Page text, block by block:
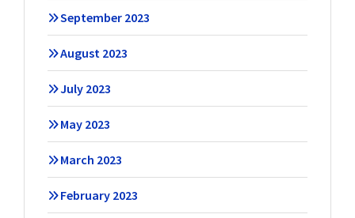
September 2023
August 2023
July 2023
May 2023
March 2023
February 2023